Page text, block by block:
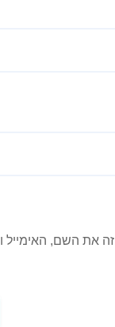
את השם, האימייל